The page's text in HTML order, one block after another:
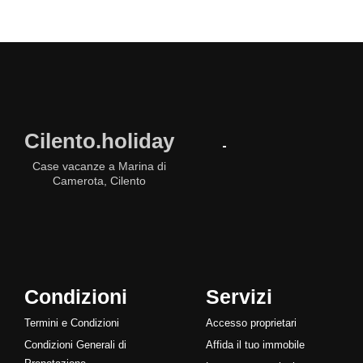
Cilento.holiday
Case vacanze a Marina di
Camerota, Cilento
Condizioni
Termini e Condizioni
Condizioni Generali di
Servizi
Accesso proprietari
Affida il tuo immobile